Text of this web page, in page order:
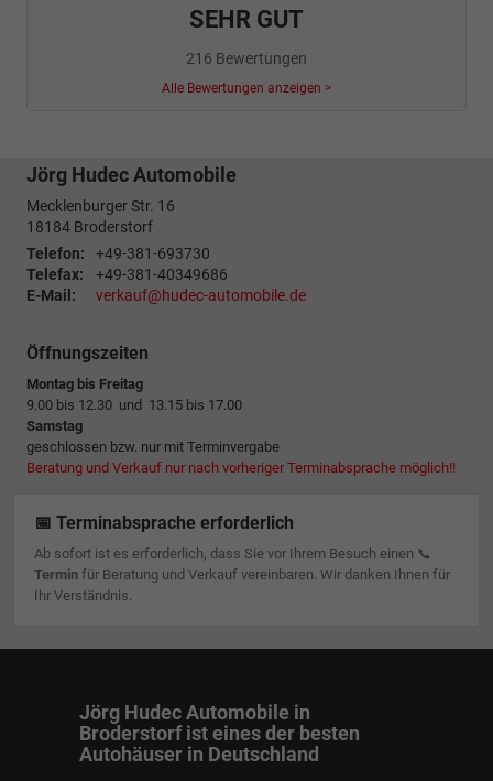
SEHR GUT
216 Bewertungen
Alle Bewertungen anzeigen >
Jörg Hudec Automobile
Mecklenburger Str. 16
18184 Broderstorf
Telefon:
+49-381-693730
Telefax:
+49-381-40349686
E-Mail:
verkauf@hudec-automobile.de
Öffnungszeiten
Montag bis Freitag
9.00 bis 12.30 und 13.15 bis 17.00
Samstag
geschlossen bzw. nur mit Terminvergabe
Beratung und Verkauf nur nach vorheriger Terminabsprache möglich!!
📅 Terminabsprache erforderlich
Ab sofort ist es erforderlich, dass Sie vor Ihrem Besuch einen 📞
Terminfür Beratung und Verkauf vereinbaren. Wir danken Ihnen für
Ihr Verständnis.
Jörg Hudec Automobile in
Broderstorf ist eines der besten
Autohäuser in Deutschland